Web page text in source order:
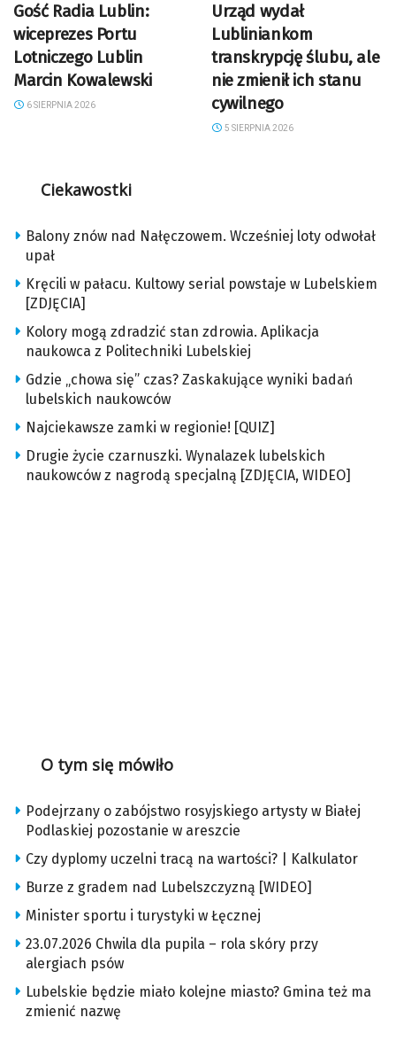
Gość Radia Lublin:
wiceprezes Portu
Lotniczego Lublin
Marcin Kowalewski
6 SIERPNIA 2026
Urząd wydał
Lubliniankom
transkrypcję ślubu, ale
nie zmienił ich stanu
cywilnego
5 SIERPNIA 2026
Ciekawostki
Balony znów nad Nałęczowem. Wcześniej loty odwołał
upał
Kręcili w pałacu. Kultowy serial powstaje w Lubelskiem
[ZDJĘCIA]
Kolory mogą zdradzić stan zdrowia. Aplikacja
naukowca z Politechniki Lubelskiej
Gdzie „chowa się” czas? Zaskakujące wyniki badań
lubelskich naukowców
Najciekawsze zamki w regionie! [QUIZ]
Drugie życie czarnuszki. Wynalazek lubelskich
naukowców z nagrodą specjalną [ZDJĘCIA, WIDEO]
O tym się mówiło
Podejrzany o zabójstwo rosyjskiego artysty w Białej
Podlaskiej pozostanie w areszcie
Czy dyplomy uczelni tracą na wartości? | Kalkulator
Burze z gradem nad Lubelszczyzną [WIDEO]
Minister sportu i turystyki w Łęcznej
23.07.2026 Chwila dla pupila – rola skóry przy
alergiach psów
Lubelskie będzie miało kolejne miasto? Gmina też ma
zmienić nazwę